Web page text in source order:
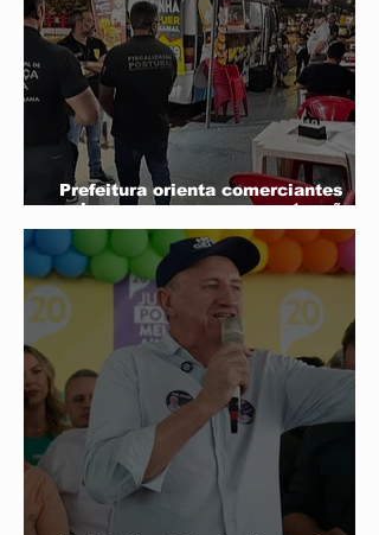
Prefeitura orienta comerciantes
sobre novas regras para atuação de
food trucks